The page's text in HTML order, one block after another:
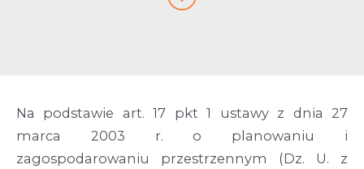
Na podstawie art. 17 pkt 1 ustawy z dnia 27
marca 2003 r. o planowaniu i
zagospodarowaniu przestrzennym (Dz. U. z